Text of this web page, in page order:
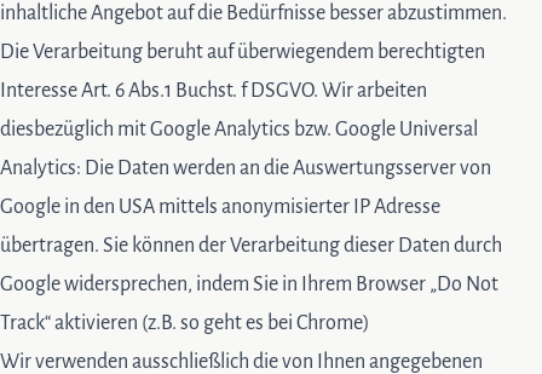
inhaltliche Angebot auf die Bedürfnisse besser abzustimmen.
Die Verarbeitung beruht auf überwiegendem berechtigten
Interesse Art. 6 Abs.1 Buchst. f DSGVO. Wir arbeiten
diesbezüglich mit Google Analytics bzw. Google Universal
Analytics: Die Daten werden an die Auswertungsserver von
Google in den USA mittels anonymisierter IP Adresse
übertragen. Sie können der Verarbeitung dieser Daten durch
Google widersprechen, indem Sie in Ihrem Browser „Do Not
Track“ aktivieren (z.B. so geht es bei Chrome)
Wir verwenden ausschließlich die von Ihnen angegebenen